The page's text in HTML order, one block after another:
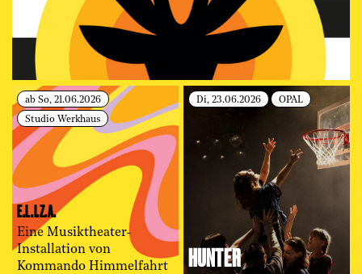
ab So, 21.06.2026
Studio Werkhaus
E.L.I.Z.A.
Eine Musiktheater-
Installation von
Kommando Himmelfahrt
Di, 23.06.2026 OPAL
HUNTER